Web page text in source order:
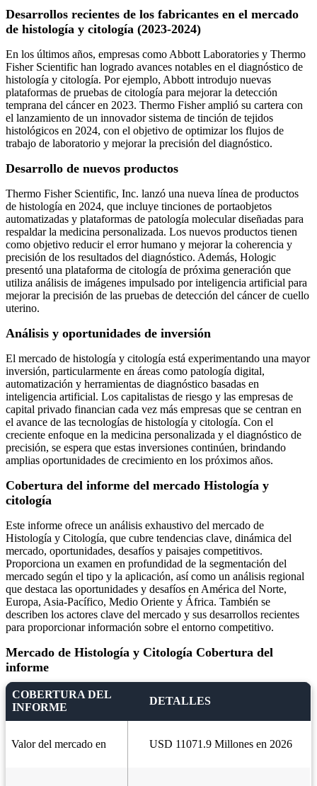
Desarrollos recientes de los fabricantes en el mercado
de histología y citología (2023-2024)
En los últimos años, empresas como Abbott Laboratories y Thermo
Fisher Scientific han logrado avances notables en el diagnóstico de
histología y citología. Por ejemplo, Abbott introdujo nuevas
plataformas de pruebas de citología para mejorar la detección
temprana del cáncer en 2023. Thermo Fisher amplió su cartera con
el lanzamiento de un innovador sistema de tinción de tejidos
histológicos en 2024, con el objetivo de optimizar los flujos de
trabajo de laboratorio y mejorar la precisión del diagnóstico.
Desarrollo de nuevos productos
Thermo Fisher Scientific, Inc. lanzó una nueva línea de productos
de histología en 2024, que incluye tinciones de portaobjetos
automatizadas y plataformas de patología molecular diseñadas para
respaldar la medicina personalizada. Los nuevos productos tienen
como objetivo reducir el error humano y mejorar la coherencia y
precisión de los resultados del diagnóstico. Además, Hologic
presentó una plataforma de citología de próxima generación que
utiliza análisis de imágenes impulsado por inteligencia artificial para
mejorar la precisión de las pruebas de detección del cáncer de cuello
uterino.
Análisis y oportunidades de inversión
El mercado de histología y citología está experimentando una mayor
inversión, particularmente en áreas como patología digital,
automatización y herramientas de diagnóstico basadas en
inteligencia artificial. Los capitalistas de riesgo y las empresas de
capital privado financian cada vez más empresas que se centran en
el avance de las tecnologías de histología y citología. Con el
creciente enfoque en la medicina personalizada y el diagnóstico de
precisión, se espera que estas inversiones continúen, brindando
amplias oportunidades de crecimiento en los próximos años.
Cobertura del informe del mercado Histología y
citología
Este informe ofrece un análisis exhaustivo del mercado de
Histología y Citología, que cubre tendencias clave, dinámica del
mercado, oportunidades, desafíos y paisajes competitivos.
Proporciona un examen en profundidad de la segmentación del
mercado según el tipo y la aplicación, así como un análisis regional
que destaca las oportunidades y desafíos en América del Norte,
Europa, Asia-Pacífico, Medio Oriente y África. También se
describen los actores clave del mercado y sus desarrollos recientes
para proporcionar información sobre el entorno competitivo.
Mercado de Histología y Citología Cobertura del
informe
COBERTURA DEL
INFORME
DETALLES
Valor del mercado en USD 11071.9 Millones en 2026